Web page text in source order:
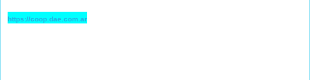
https://coop.dae.com.ar